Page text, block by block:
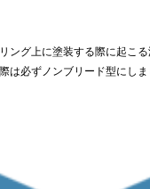
ング上に塗装する際に起こ
は必ずノンブリード型にしま